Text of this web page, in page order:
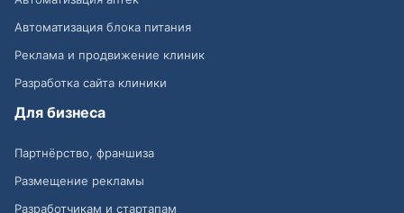
Автоматизация блока питания
Реклама и продвижение клиник
Разработка сайта клиники
Для бизнеса
Партнёрство, франшиза
Размещение рекламы
Разработчикам и стартапам